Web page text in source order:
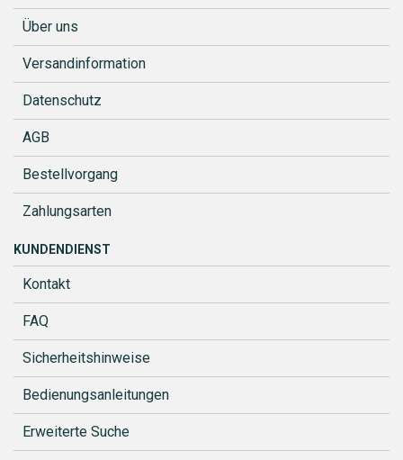
Über uns
Versandinformation
Datenschutz
AGB
Bestellvorgang
Zahlungsarten
KUNDENDIENST
Kontakt
FAQ
Sicherheitshinweise
Bedienungsanleitungen
Erweiterte Suche